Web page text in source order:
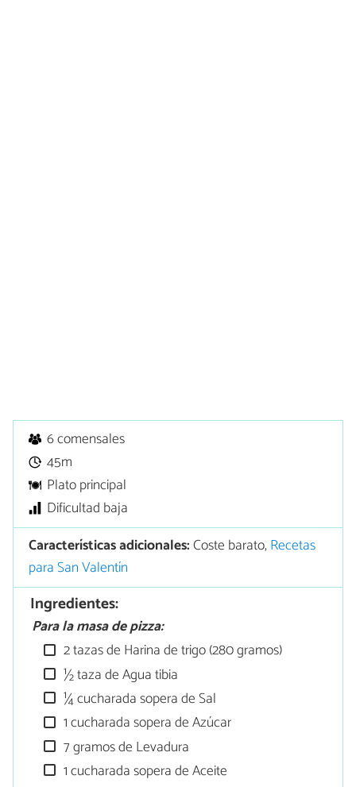
6 comensales
45m
Plato principal
Dificultad baja
Características adicionales:Coste barato,Recetas
para San Valentín
Ingredientes:
Para la masa de pizza:
2 tazas de Harina de trigo (280 gramos)
½ taza de Agua tibia
¼ cucharada sopera de Sal
1 cucharada sopera de Azúcar
7 gramos de Levadura
1 cucharada sopera de Aceite